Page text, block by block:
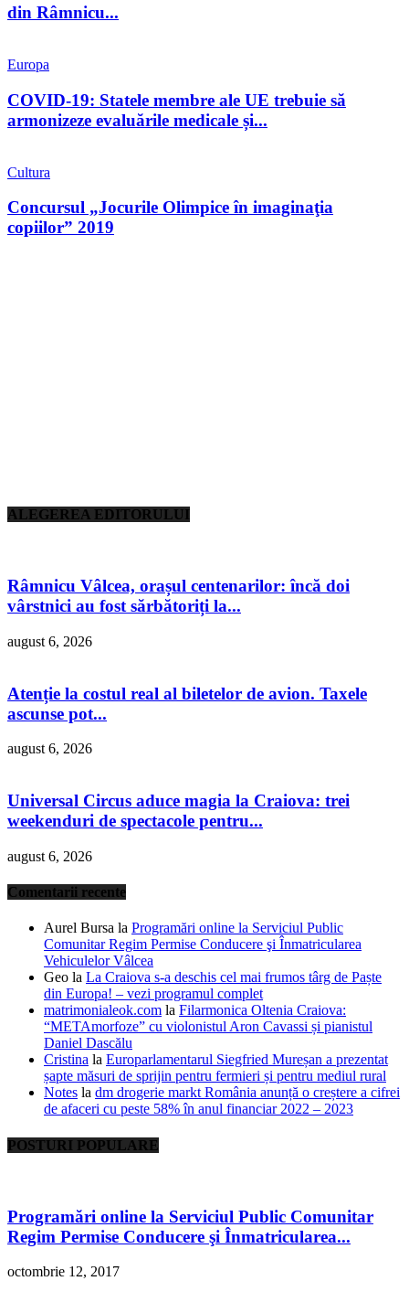
din Râmnicu...
Europa
COVID-19: Statele membre ale UE trebuie să
armonizeze evaluările medicale și...
Cultura
Concursul „Jocurile Olimpice în imaginaţia
copiilor” 2019
ALEGEREA EDITORULUI
Râmnicu Vâlcea, orașul centenarilor: încă doi
vârstnici au fost sărbătoriți la...
august 6, 2026
Atenție la costul real al biletelor de avion. Taxele
ascunse pot...
august 6, 2026
Universal Circus aduce magia la Craiova: trei
weekenduri de spectacole pentru...
august 6, 2026
Comentarii recente
Aurel Bursa la Programări online la Serviciul Public
Comunitar Regim Permise Conducere şi Înmatricularea
Vehiculelor Vâlcea
Geo la La Craiova s-a deschis cel mai frumos târg de Paște
din Europa! – vezi programul complet
matrimonialeok.com la Filarmonica Oltenia Craiova:
“METAmorfoze” cu violonistul Aron Cavassi și pianistul
Daniel Dascălu
Cristina la Europarlamentarul Siegfried Mureșan a prezentat
șapte măsuri de sprijin pentru fermieri și pentru mediul rural
Notes la dm drogerie markt România anunță o creștere a cifrei
de afaceri cu peste 58% în anul financiar 2022 – 2023
POSTURI POPULARE
Programări online la Serviciul Public Comunitar
Regim Permise Conducere şi Înmatricularea...
octombrie 12, 2017